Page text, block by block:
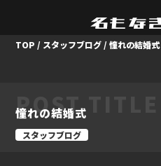
TOP / スタッフブログ /憧れの結婚式
POST TITLE
憧れの結婚式
スタッフブログ